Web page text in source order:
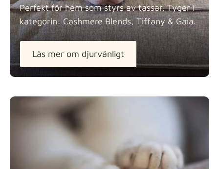
Pure French Linen Tygdetaljer
Perfekt för hem som styrs av tassar. Tyger i
kategorin: Cashmere Blends, Tiffany & Gaia.
Läs mer om djurvänligt